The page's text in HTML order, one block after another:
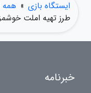
ایستگاه بازی » همه
طرز تهیه املت
خبرنامه